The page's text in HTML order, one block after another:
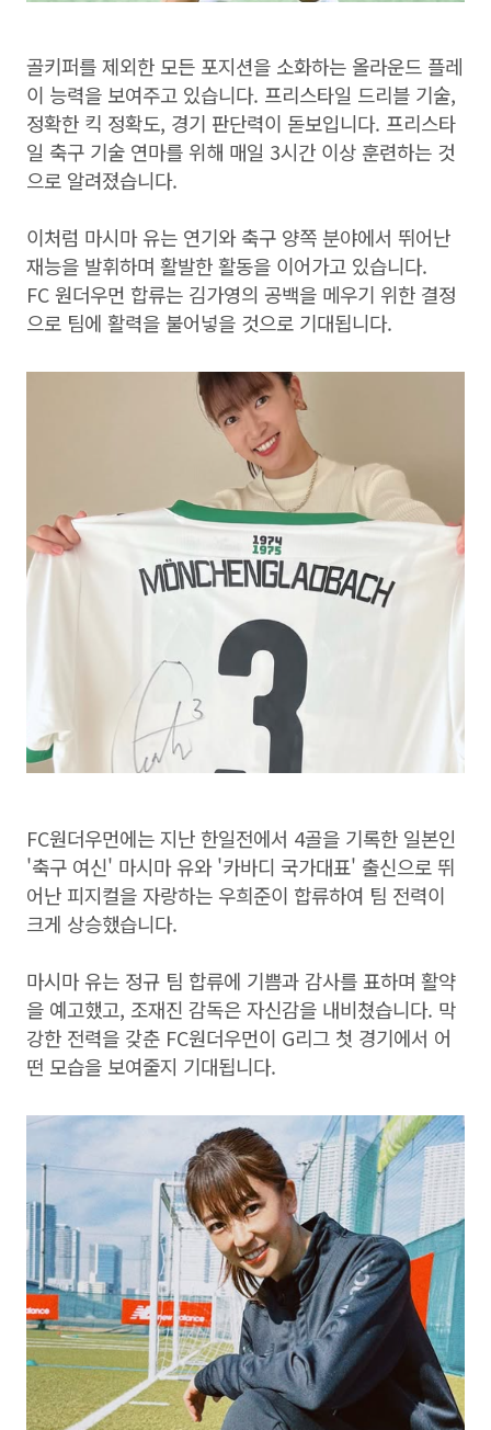
골키퍼를 제외한 모든 포지션을 소화하는 올라운드 플레
이 능력을 보여주고 있습니다. 프리스타일 드리블 기술,
정확한 킥 정확도, 경기 판단력이 돋보입니다. 프리스타
일 축구 기술 연마를 위해 매일 3시간 이상 훈련하는 것
으로 알려졌습니다.
이처럼 마시마 유는 연기와 축구 양쪽 분야에서 뛰어난
재능을 발휘하며 활발한 활동을 이어가고 있습니다.
FC 원더우먼 합류는 김가영의 공백을 메우기 위한 결정
으로 팀에 활력을 불어넣을 것으로 기대됩니다.
FC원더우먼에는 지난 한일전에서 4골을 기록한 일본인
'축구 여신' 마시마 유와 '카바디 국가대표' 출신으로 뛰
어난 피지컬을 자랑하는 우희준이 합류하여 팀 전력이
크게 상승했습니다.
마시마 유는 정규 팀 합류에 기쁨과 감사를 표하며 활약
을 예고했고, 조재진 감독은 자신감을 내비쳤습니다. 막
강한 전력을 갖춘 FC원더우먼이 G리그 첫 경기에서 어
떤 모습을 보여줄지 기대됩니다.